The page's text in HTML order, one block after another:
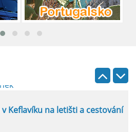
na letišti Lefkada: Kompletní
na letišti Lefkada je skvělý
Keflavíku na letišti a cestování